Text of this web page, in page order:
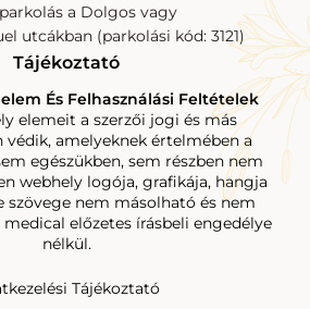
a Dolgos vagy
utcákban (parkolási kód: 3121)
Tájékoztató
És Felhasználási Feltételek
elemeit a szerzői jogi és más
amelyeknek értelmében a
egészükben, sem részben nem
webhely logója, grafikája, hangja
szövege nem másolható és nem
előzetes írásbeli engedélye
nélkül.
Tájékoztató